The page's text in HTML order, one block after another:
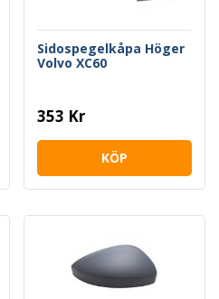
Sidospegelkåpa Höger
Volvo XC60
353 Kr
KÖP